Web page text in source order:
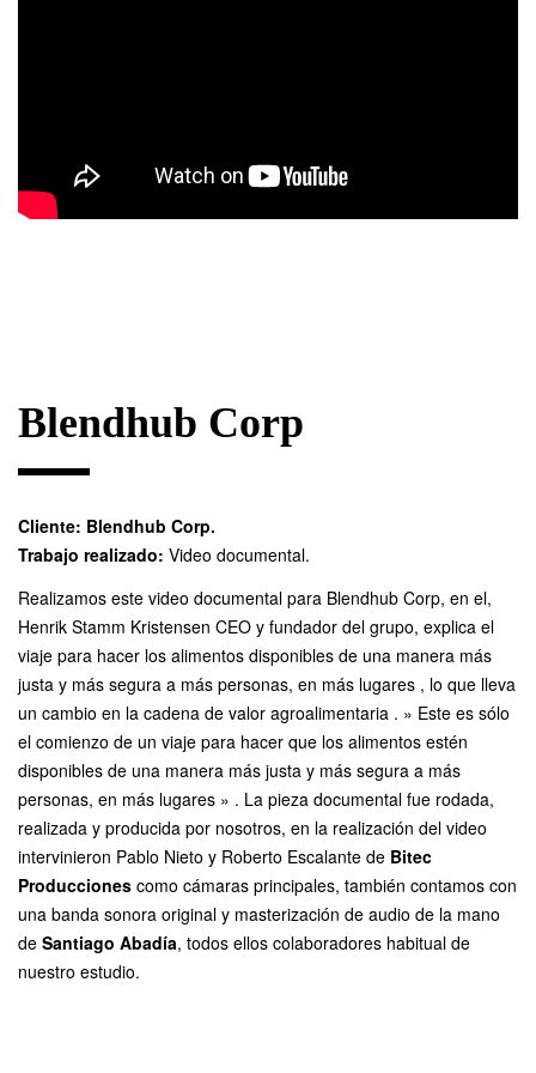
Blendhub Corp
Cliente: Blendhub Corp.
Trabajo realizado: Video documental.
Realizamos este video documental para Blendhub Corp, en el,
Henrik Stamm Kristensen CEO y fundador del grupo, explica el
viaje para hacer los alimentos disponibles de una manera más
justa y más segura a más personas, en más lugares , lo que lleva
un cambio en la cadena de valor agroalimentaria . » Este es sólo
el comienzo de un viaje para hacer que los alimentos estén
disponibles de una manera más justa y más segura a más
personas, en más lugares » . La pieza documental fue rodada,
realizada y producida por nosotros, en la realización del video
intervinieron Pablo Nieto y Roberto Escalante de Bitec
Producciones como cámaras principales, también contamos con
una banda sonora original y masterización de audio de la mano
de Santiago Abadía, todos ellos colaboradores habitual de
nuestro estudio.